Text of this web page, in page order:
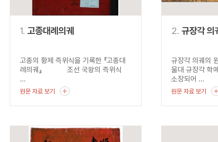
료를 검색
1. 고종대례의궤
고종의 황제 즉위식을 기록한 『고종대
례의궤』 조선 국왕의 즉위식
...
원문 자료 보기
2. 규장각 의
규장각 의궤의
울대 규장각 학
소장되어 ...
원문 자료 보기